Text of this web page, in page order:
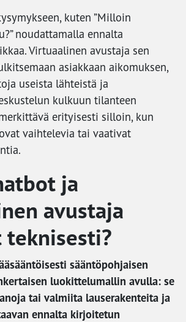
kuten ”Milloin
noudattamalla ennalta
Virtuaalinen avustaja sen
asiakkaan aikomuksen,
useista lähteistä ja
kulkuun tilanteen
erityisesti silloin, kun
vaihtelevia tai vaativat
ja
avustaja
sääntöpohjaisen
luokittelumallin avulla: se
tai valmiita lauserakenteita ja
ennalta kirjoitetun